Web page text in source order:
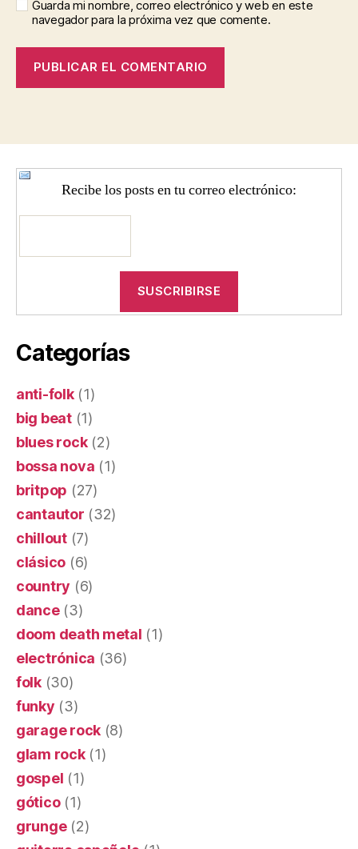
Guarda mi nombre, correo electrónico y web en este
navegador para la próxima vez que comente.
Recibe los posts en tu correo electrónico:
Categorías
anti-folk(1)
big beat(1)
blues rock(2)
bossa nova (1)
britpop (27)
cantautor (32)
chillout(7)
clásico (6)
country (6)
dance(3)
doom death metal (1)
electrónica (36)
folk(30)
funky (3)
garage rock (8)
glam rock(1)
gospel (1)
gótico(1)
grunge(2)